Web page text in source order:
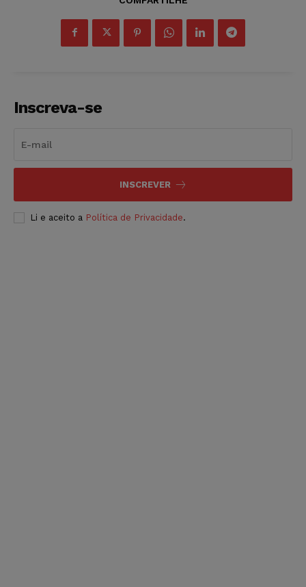
Inscreva-se
INSCREVER
Li e aceito a Política de Privacidade.